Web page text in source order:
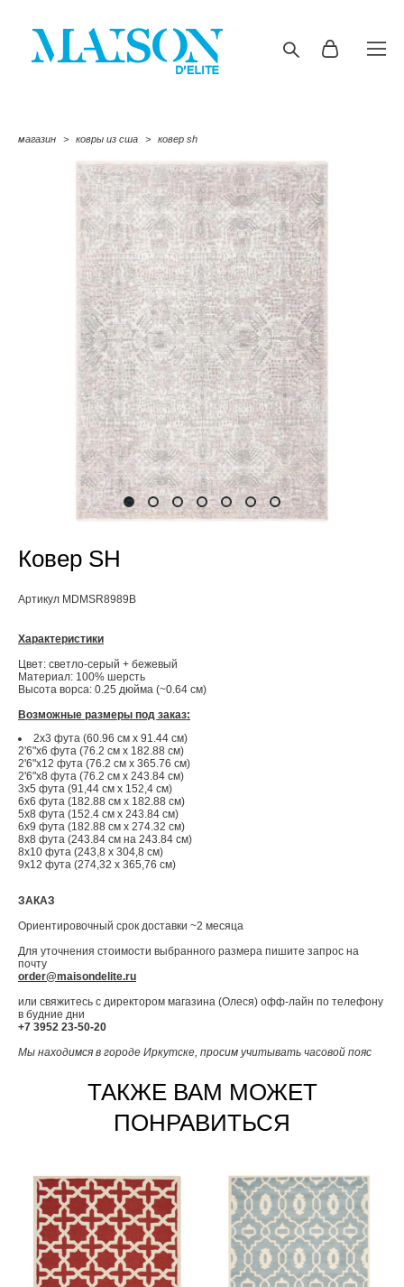
магазин > ковры из сша > ковер sh
Ковер SH
Артикул MDMSR8989B
Характеристики
Цвет: светло-серый + бежевый
Материал: 100% шерсть
Высота ворса: 0.25 дюйма (~0.64 см)
Возможные размеры под заказ:
2x3 фута (60.96 см x 91.44 см)
2'6"x6 фута (76.2 см x 182.88 см)
2'6"x12 фута (76.2 см x 365.76 см)
2'6"x8 фута (76.2 см x 243.84 см)
3x5 фута (91,44 см х 152,4 см)
6x6 фута (182.88 см x 182.88 см)
5x8 фута (152.4 см x 243.84 см)
6x9 фута (182.88 см x 274.32 см)
8x8 фута (243.84 см на 243.84 см)
8x10 фута (243,8 x 304,8 см)
9x12 фута (274,32 x 365,76 см)
ЗАКАЗ
Ориентировочный срок доставки ~2 месяца
Для уточнения стоимости выбранного размера пишите запрос на
почту
order@maisondelite.ru
или свяжитесь с директором магазина (Олеся) офф-лайн по телефону
в будние дни
+7 3952 23-50-20
Мы находимся в городе Иркутске, просим учитывать часовой пояс
ТАКЖЕ ВАМ МОЖЕТ
ПОНРАВИТЬСЯ